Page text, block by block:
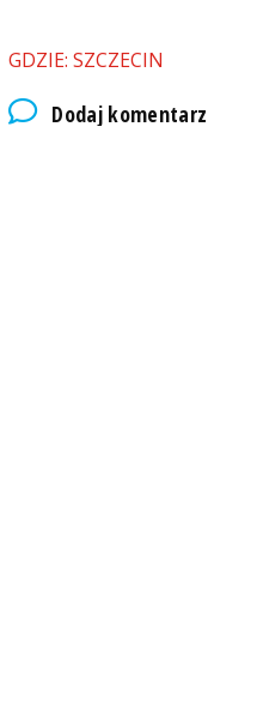
GDZIE: SZCZECIN
Dodaj komentarz